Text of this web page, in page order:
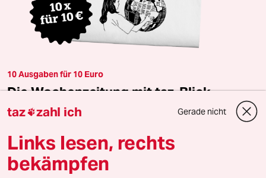
10 Ausgaben für 10 Euro
Die Wochenzeitung mit taz-Blick
Unsere wochentaz bietet jeden Samstag
Stimmen, die woanders nicht gehört werden. Jetzt
zehn Wochen lang kennenlernen.
Jeden Samstag als gedruckte Zeitung frei Haus
taz zahl ich Gerade nicht
Links lesen, rechts
bekämpfen